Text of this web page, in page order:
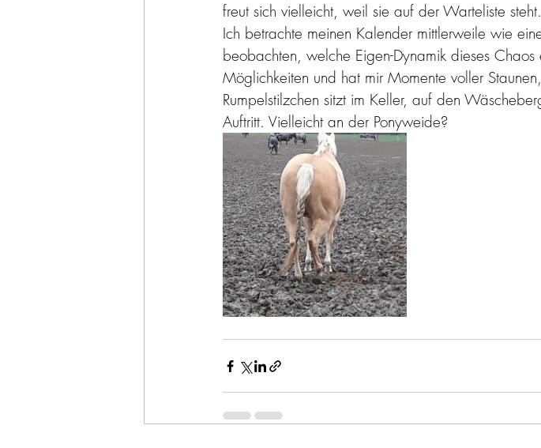
freut sich vielleicht, weil sie auf der Warteliste steht.
Ich betrachte meinen Kalender mittlerweile wie
beobachten, welche Eigen-Dynamik dieses
Möglichkeiten und hat mir Momente voller
Rumpelstilzchen sitzt im Keller, auf den
Auftritt. Vielleicht an der Ponyweide?